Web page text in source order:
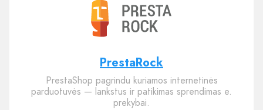
PrestaRock
PrestaShop pagrindu kuriamos internetinės
parduotuvės — lankstus ir patikimas sprendimas e.
prekybai.